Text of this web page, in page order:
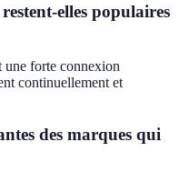
elles populaires
une forte connexion
continuellement et
des marques qui